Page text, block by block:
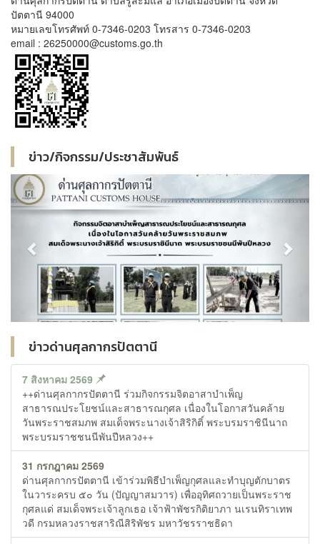
ปัตตานี 94000
หมายเลขโทรศัพท์ 0-7346-0203 โทรสาร 0-7346-0203
email : 26250000@customs.go.th
ข่าว/กิจกรรม/ประชาสัมพันธ์
Previous Next
ข่าวด่านศุลกากรปัตตานี
7 สิงหาคม 2569
++ด่านศุลกากรปัตตานี ร่วมกิจกรรมจิตอาสาบำเพ็ญ
สาธารณประโยชน์และสาธารณกุศล เนื่องในโอกาสวันคล้าย
วันพระราชสมภพ สมเด็จพระนางเจ้าสิริกิติ์ พระบรมราชินีนาถ
พระบรมราชชนนีพันปีหลวง++
31 กรกฎาคม 2569
ด่านศุลกากรปัตตานี เข้าร่วมพิธีบำเพ็ญกุศลและทำบุญตักบาตร
ในวาระครบ ๕๐ วัน (ปัญญาสมวาร) เพื่ออุทิศถวายเป็นพระราช
กุศลแด่ สมเด็จพระเจ้าลูกเธอ เจ้าฟ้าพัชรกิติยาภา นเรนทิราเทพ
วดี กรมหลวงราชสาริณีสิริพัชร มหาวัชรราชธิดา